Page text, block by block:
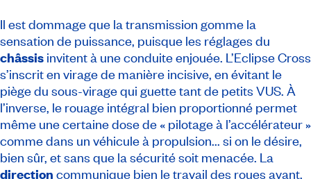
Il est dommage que la transmission gomme la
sensation de puissance, puisque les réglages du
châssis invitent à une conduite enjouée. L’Eclipse Cross
s’inscrit en virage de manière incisive, en évitant le
piège du sous-virage qui guette tant de petits VUS. À
l’inverse, le rouage intégral bien proportionné permet
même une certaine dose de « pilotage à l’accélérateur »
comme dans un véhicule à propulsion... si on le désire,
bien sûr, et sans que la sécurité soit menacée. La
direction communique bien le travail des roues avant,